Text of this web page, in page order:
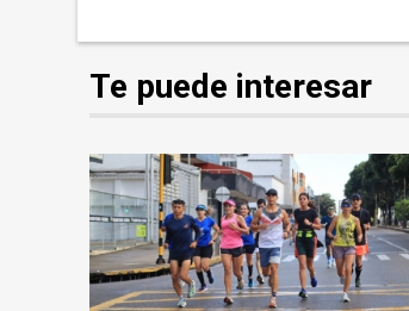
Te puede interesar